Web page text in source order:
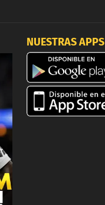
NUESTRAS APPS